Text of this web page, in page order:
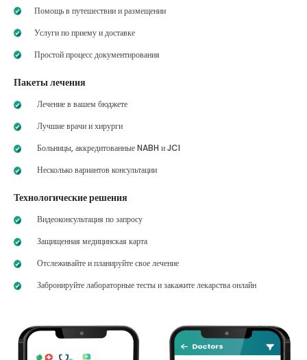
Помощь в путешествии и размещении
Услуги по приему и доставке
Простой процесс документирования
Пакеты лечения
Лечение в вашем бюджете
Лучшие врачи и хирурги
Больницы, аккредитованные NABH и JCI
Несколько вариантов консультации
Технологические решения
Видеоконсультация по запросу
Защищенная медицинская карта
Отслеживайте и планируйте свое лечение
Забронируйте лабораторные тесты и закажите лекарства онлайн